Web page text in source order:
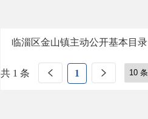
临淄区金山镇主动公开基本目录
共 1 条 1